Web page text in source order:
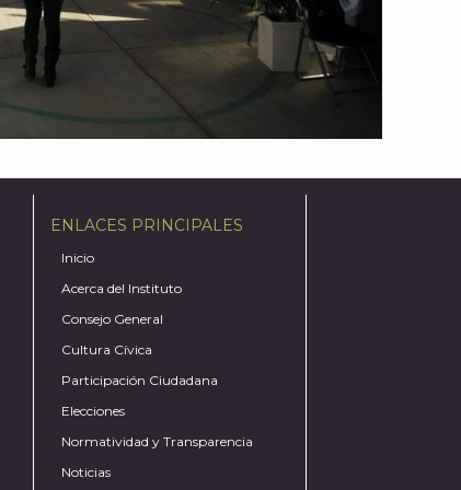
ENLACES PRINCIPALES
Inicio
Acerca del Instituto
Consejo General
Cultura Cívica
Participación Ciudadana
Elecciones
Normatividad y Transparencia
Noticias